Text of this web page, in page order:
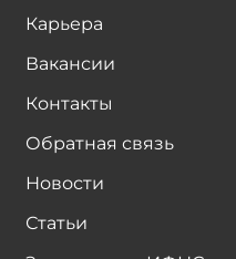
Карьера
Вакансии
Контакты
Обратная связь
Новости
Статьи